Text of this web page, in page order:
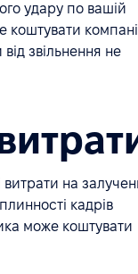
удару по вашій
звільнення не
на
кадрів
може коштувати